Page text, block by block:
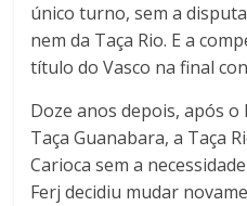
único turno, sem a
nem da Taça Rio. E a
título do Vasco na final
Doze anos depois, após
Taça Guanabara, a Taça
Carioca sem a
Ferj decidiu mudar